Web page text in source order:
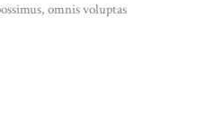
omnis voluptas